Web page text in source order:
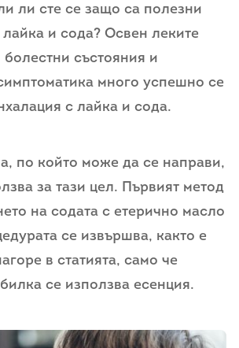
ли сте се защо са полезни
лайка и сода? Освен леките
състояния и
много успешно се
с лайка и сода.
по който може да се направи,
за тази цел. Първият метод
на содата с етерично масло
се извършва, както е
в статията, само че
се използва есенция.